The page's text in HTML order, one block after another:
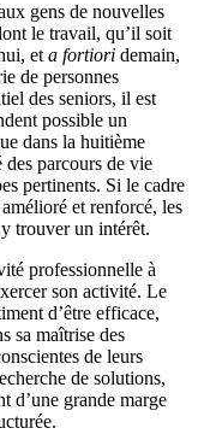
gens de nouvelles
le travail, qu’il soit
et a fortiori demain,
de personnes
des seniors, il est
possible un
dans la huitième
parcours de vie
pertinents. Si le cadre
et renforcé, les
trouver un intérêt.
professionnelle à
son activité. Le
d’être efficace,
sa maîtrise des
de leurs
de solutions,
d’une grande marge